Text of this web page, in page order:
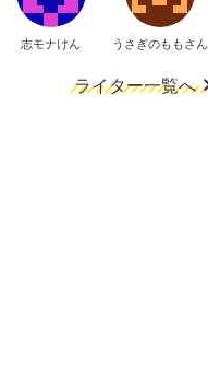
志モナけん うさぎのももさん
ライター一覧へ